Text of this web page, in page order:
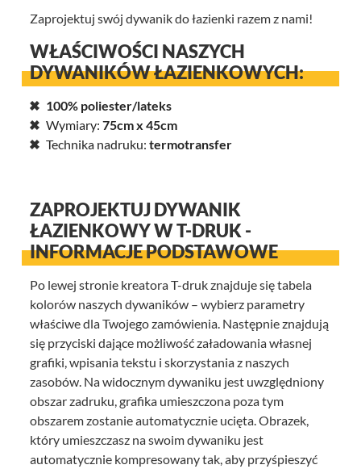
Zaprojektuj swój dywanik do łazienki razem z nami!
WŁAŚCIWOŚCI NASZYCH
DYWANIKÓW ŁAZIENKOWYCH:
100% poliester/lateks
Wymiary:75cm x 45cm
Technika nadruku: termotransfer
ZAPROJEKTUJ DYWANIK
ŁAZIENKOWY W T-DRUK -
INFORMACJE PODSTAWOWE
Po lewej stronie kreatora T-druk znajduje się tabela
kolorów naszych dywaników – wybierz parametry
właściwe dla Twojego zamówienia. Następnie znajdują
się przyciski dające możliwość załadowania własnej
grafiki, wpisania tekstu i skorzystania z naszych
zasobów. Na widocznym dywaniku jest uwzględniony
obszar zadruku, grafika umieszczona poza tym
obszarem zostanie automatycznie ucięta. Obrazek,
który umieszczasz na swoim dywaniku jest
automatycznie kompresowany tak, aby przyśpieszyć